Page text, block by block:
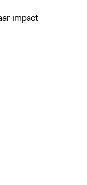
impact